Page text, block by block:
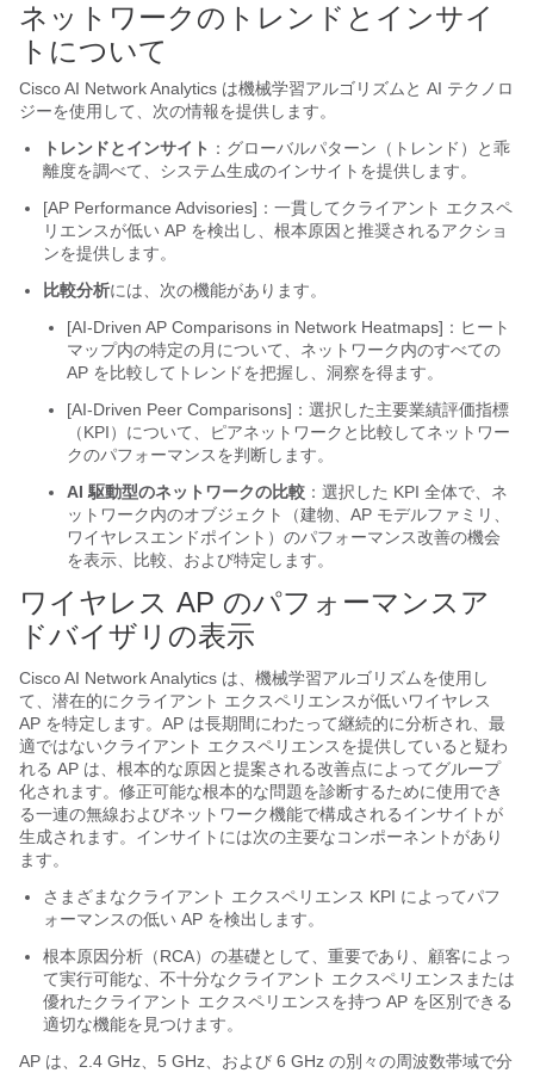
ネットワークのトレンドとインサイ
トについて
Cisco AI Network Analytics は機械学習アルゴリズムと AI テクノロ
ジーを使用して、次の情報を提供します。
トレンドとインサイト ：グローバルパターン（トレンド）と乖
離度を調べて、システム生成のインサイトを提供します。
[AP Performance Advisories]：一貫してクライアント エクスペ
リエンスが低い AP を検出し、根本原因と推奨されるアクショ
ンを提供します。
比較分析には、次の機能があります。
[AI-Driven AP Comparisons in Network Heatmaps] ：ヒート
マップ内の特定の月について、ネットワーク内のすべての
AP を比較してトレンドを把握し、洞察を得ます。
[AI-Driven Peer Comparisons] ：選択した主要業績評価指標
（KPI）について、ピアネットワークと比較してネットワー
クのパフォーマンスを判断します。
AI 駆動型のネットワークの比較 ：選択した KPI 全体で、ネ
ットワーク内のオブジェクト（建物、AP モデルファミリ、
ワイヤレスエンドポイント）のパフォーマンス改善の機会
を表示、比較、および特定します。
ワイヤレス AP のパフォーマンスア
ドバイザリの表示
Cisco AI Network Analytics は、機械学習アルゴリズムを使用し
て、潜在的にクライアント エクスペリエンスが低いワイヤレス
AP を特定します。AP は長期間にわたって継続的に分析され、最
適ではないクライアント エクスペリエンスを提供していると疑わ
れる AP は、根本的な原因と提案される改善点によってグループ
化されます。修正可能な根本的な問題を診断するために使用でき
る一連の無線およびネットワーク機能で構成されるインサイトが
生成されます。インサイトには次の主要なコンポーネントがあり
ます。
さまざまなクライアント エクスペリエンス KPI によってパフ
ォーマンスの低い AP を検出します。
根本原因分析（RCA）の基礎として、重要であり、顧客によっ
て実行可能な、不十分なクライアント エクスペリエンスまたは
優れたクライアント エクスペリエンスを持つ AP を区別できる
適切な機能を見つけます。
AP は、2.4 GHz、5 GHz、および 6 GHz の別々の周波数帯域で分